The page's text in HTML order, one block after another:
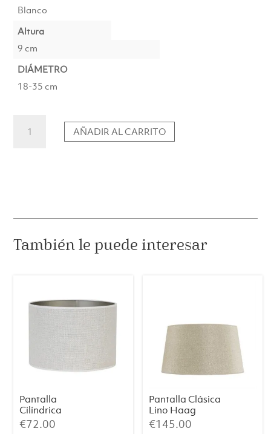
Blanco
Altura
9 cm
DIÁMETRO
18-35 cm
Algodón
AÑADIR AL CARRITO
También le puede interesar
Pantalla
Cilíndrica
SAVERNA –
€72.00
Pantalla Clásica
Lino Haag
(Mediana)
€145.00